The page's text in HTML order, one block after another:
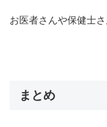
お医者さんや保健士
まとめ